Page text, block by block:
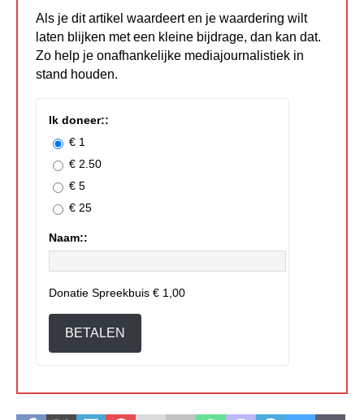
Als je dit artikel waardeert en je waardering wilt
laten blijken met een kleine bijdrage, dan kan dat.
Zo help je onafhankelijke mediajournalistiek in
stand houden.
Ik doneer::
€ 1
€ 2.50
€ 5
€ 25
Naam::
Donatie Spreekbuis € 1,00
BETALEN